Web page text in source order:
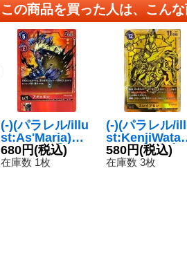
この商品を買った人は、こん
(-)(パラレル/illu
st:As'Maria)ア
グニモン【U-
P】{BT4-011}
680円(税込)
在庫数 1枚
(-)(パラレル/
be)スレイプモ
ン【SR-P】{BT
580円(税込)
在庫数 3枚